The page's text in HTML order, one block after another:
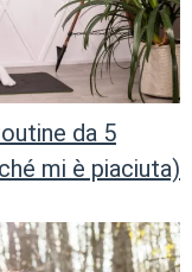
da 5
mi è piaciuta)